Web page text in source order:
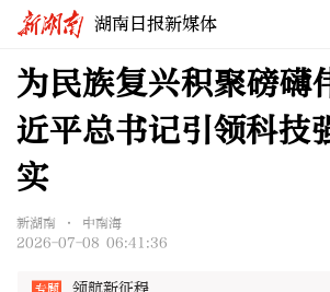
湖南日报新媒体
为民族复兴积聚磅
近平总书记引领科技
实
新湖南 • 中南海
2026-07-08 06:41:36
领航新征程